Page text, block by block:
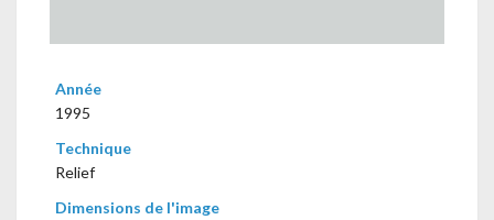
Année
1995
Technique
Relief
Dimensions de l'image